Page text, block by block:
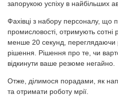
запорукою успіху в найбільших
Фахівці з набору персоналу, що
промисловості, отримують
менше 20 секунд,
рішення. Рішення про те, чи
відкинути ваше резюме негайно.
Отже, ділимося порадами, як
та отримати роботу мрії.